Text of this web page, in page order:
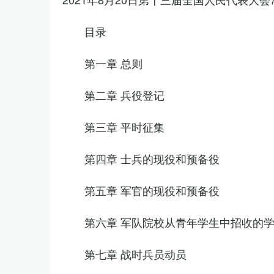
目录
第一章 总则
第二章 兵役登记
第三章 平时征集
第四章 士兵的现役和预备役
第五章 军官的现役和预备役
第六章 军队院校从青年学生中招收的
第七章 战时兵员动员